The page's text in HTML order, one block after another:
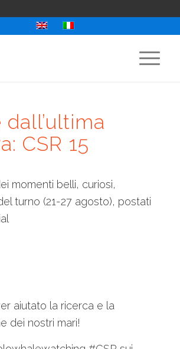
CSR 15
momenti belli, curiosi,
turno (21-27 agosto), postati
aiutato la ricerca e la
dei nostri mari!